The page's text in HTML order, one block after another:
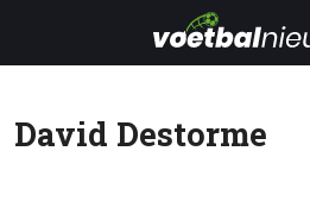
David Destorme